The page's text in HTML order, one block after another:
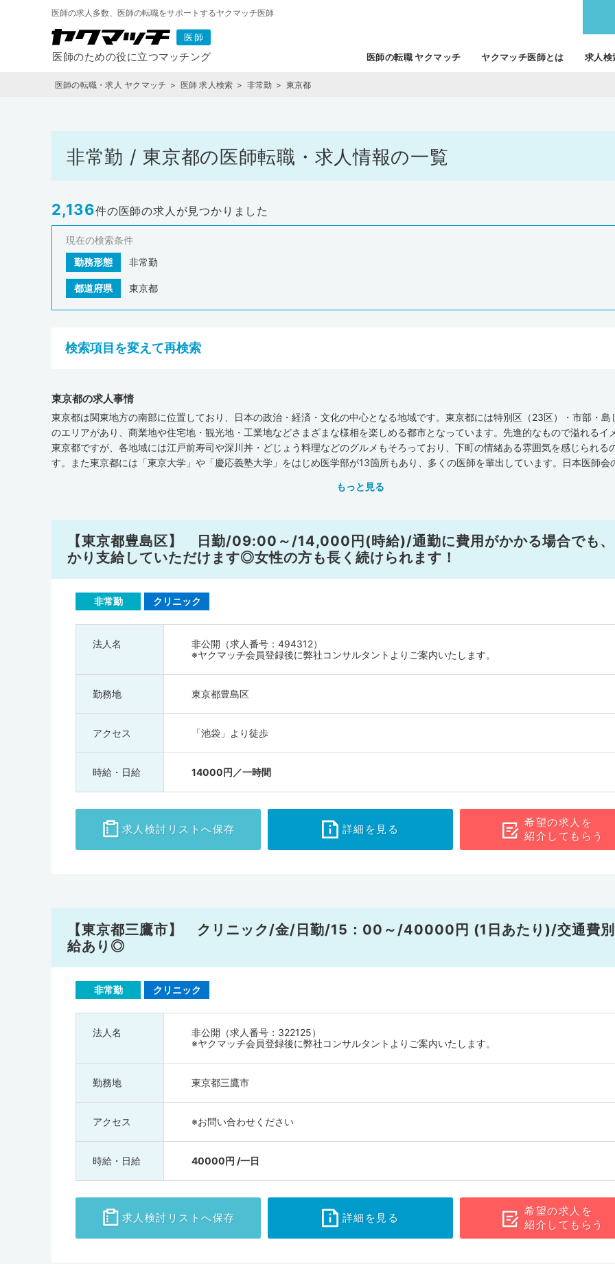
医師の求人多数、医師の転職をサポートするヤクマッチ医師
医師の転職 ヤクマッチ ヤクマッチ医師とは 求人検
医師の転職・求人 ヤクマッチ 医師 求人検索 非常勤 東京都
非常勤 / 東京都の医師転職・求人情報の一覧
2,136件の医師の求人が見つかりました
現在の検索条件
勤務形態
非常勤
都道府県 東京都
検索項目を変えて再検索
東京都の求人事情
東京都は関東地方の南部に位置しており、日本の政治・経済・文化の中心となる地域です。東京都には特別区（23区）・市部・島
のエリアがあり、商業地や住宅地・観光地・工業地などさまざまな様相を楽しめる都市となっています。先進的なもので溢れるイ
東京都ですが、各地域には江戸前寿司や深川丼・どじょう料理などのグルメもそろっており、下町の情緒ある雰囲気を感じられる
す。また東京都には「東京大学」や「慶応義塾大学」をはじめ医学部が13箇所もあり、多くの医師を輩出しています。日本医師会
診療所が1,577軒、在宅療養支援病院が128軒、介護施設が17,220軒あります。全国平均施設数(人口10万人あたり)と比べてみると
国平均を下まわっています。東京都には「順天堂大学付属病院」などの大学病院も多く、医学研究や医療機器についての研修会も
われているので、医師として働くなかでさまざまなスキルを身につけやすいでしょう。また厚生労働省が調査・発表した『医師・
剤師統計の概況（平成30年）』によると、東京都全体の医師の人数は44,372人（全国の医師の人数は327,210人)、世田谷区で
177人となります。東京都都市会では産業医や健康スポーツ医などの研修会もおこなっており、企業やスポーツ分野でも活躍でき
多彩なキャリアアップが期待できるでしょう。ぜひ東京都の求人情報をチェックしてみてください。
もっと見る
【東京都豊島区】 日勤/09:00～/14,000円(時給)/通勤に費用がかかる場合でも
かり支給していただけます◎女性の方も長く続けられます！
非常勤 クリニック
法人名
非公開（求人番号：494312）
※ヤクマッチ会員登録後に弊社コンサルタントよりご案内いたします。
勤務地 東京都豊島区
アクセス 「池袋」より徒歩
時給・日給 14000円／一時間
求人検討 リストへ保存 詳細を見る
希望の求人を
紹介してもらう
【東京都三鷹市】 クリニック/金/日勤/15：00～/40000円 (1日あたり)/交通費
給あり◎
非常勤 クリニック
法人名
非公開（求人番号：322125）
※ヤクマッチ会員登録後に弊社コンサルタントよりご案内いたします。
勤務地 東京都三鷹市
アクセス ※お問い合わせください
時給・日給 40000円 /一日
求人検討 リストへ保存 詳細を見る
希望の求人を
紹介してもらう